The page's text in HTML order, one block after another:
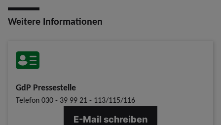
Weitere Informationen
GdP Pressestelle
Telefon 030 - 39 99 21 - 113/115/116
E-Mail schreiben